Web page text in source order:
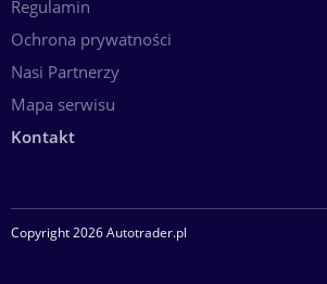
Regulamin
Ochrona prywatności
Nasi Partnerzy
Mapa serwisu
Kontakt
Copyright 2026 Autotrader.pl